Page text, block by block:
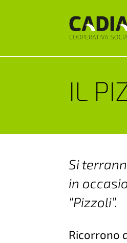
IL
Si
in
“Pizzoli”.
Ricorrono